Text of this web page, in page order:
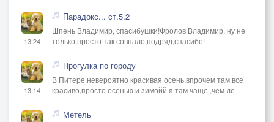
13:24
Парадокс... ст.5.2
Шпень Владимир, спасибушки!Фролов Владимир, ну не
только,просто так совпало,подряд,спасибо!
13:14
Прогулка по городу
В Питере невероятно красивая осень,впрочем там все
красиво,просто осенью и зимойй я там чаще ,чем ле
Метель